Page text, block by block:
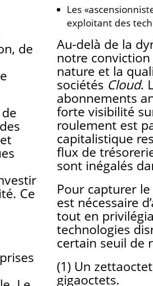
de
Ce
Les
exploitant des
Au-delà de la
notre
nature et la
sociétés Cloud.
abonnements
forte visibilité
roulement est
capitalistique
flux de
sont inégalés
Pour capturer
est nécessaire
tout en
technologies
certain seuil de
(1) Un
gigaoctets.